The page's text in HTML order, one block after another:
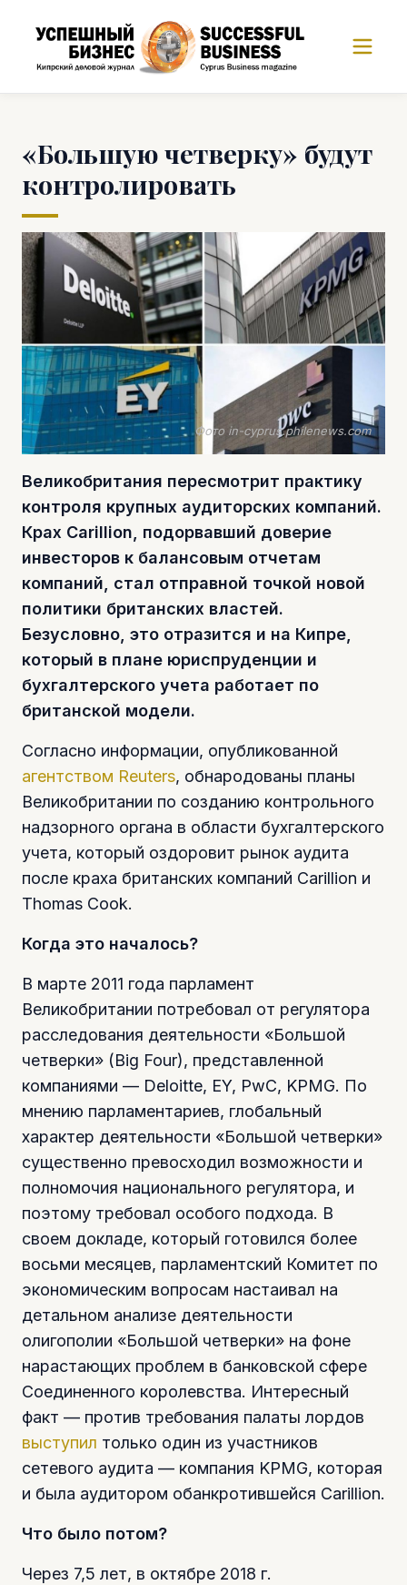
«Большую четверку» будут
контролировать
Фото in-cyprus.philenews.com
Великобритания пересмотрит практику
контроля крупных аудиторских компаний.
Крах Carillion, подорвавший доверие
инвесторов к балансовым отчетам
компаний, стал отправной точкой новой
политики британских властей.
Безусловно, это отразится и на Кипре,
который в плане юриспруденции и
бухгалтерского учета работает по
британской модели.
Согласно информации, опубликованной
агентством Reuters, обнародованы планы
Великобритании по созданию контрольного
надзорного органа в области бухгалтерского
учета, который оздоровит рынок аудита
после краха британских компаний Carillion и
Thomas Cook.
Когда это началось?
В марте 2011 года парламент
Великобритании потребовал от регулятора
расследования деятельности «Большой
четверки» (Big Four), представленной
компаниями — Deloitte, EY, PwC, KPMG. По
мнению парламентариев, глобальный
характер деятельности «Большой четверки»
существенно превосходил возможности и
полномочия национального регулятора, и
поэтому требовал особого подхода. В
своем докладе, который готовился более
восьми месяцев, парламентский Комитет по
экономическим вопросам настаивал на
детальном анализе деятельности
олигополии «Большой четверки» на фоне
нарастающих проблем в банковской сфере
Соединенного королевства. Интересный
факт — против требования палаты лордов
выступил только один из участников
сетевого аудита — компания KPMG, которая
и была аудитором обанкротившейся Carillion.
Что было потом?
Через 7,5 лет, в октябре 2018 г.